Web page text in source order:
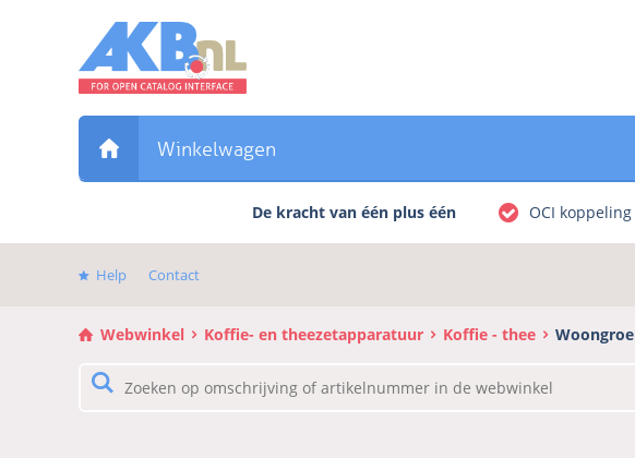
Direct
het
hoofdmenu
Winkelwagen
De kracht van één plus één OCI koppeling
Help Contact
Webwinkel Koffie- en theezetapparatuur Koffie - thee